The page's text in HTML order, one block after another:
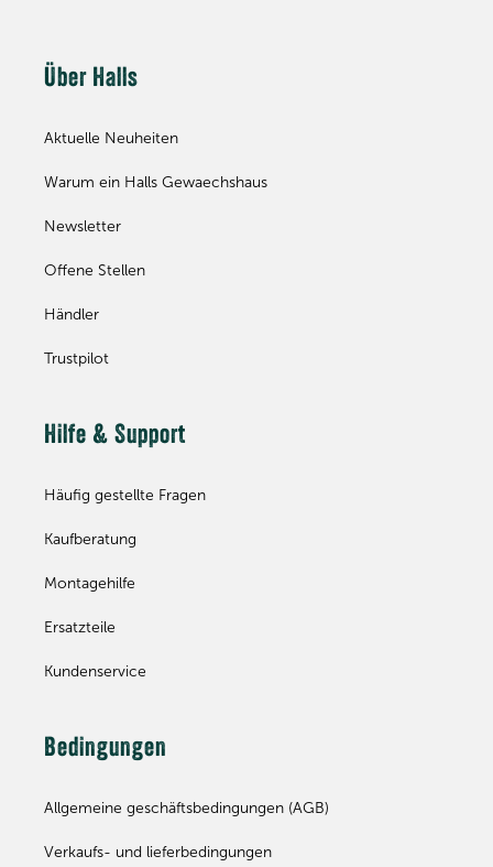
Über Halls
Aktuelle Neuheiten
Warum ein Halls Gewaechshaus
Newsletter
Offene Stellen
Händler
Trustpilot
Hilfe & Support
Häufig gestellte Fragen
Kaufberatung
Montagehilfe
Ersatzteile
Kundenservice
Bedingungen
Allgemeine geschäftsbedingungen (AGB)
Verkaufs- und lieferbedingungen